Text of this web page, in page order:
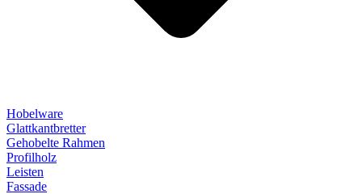
Hobelware
Glattkantbretter
Gehobelte Rahmen
Profilholz
Leisten
Fassade